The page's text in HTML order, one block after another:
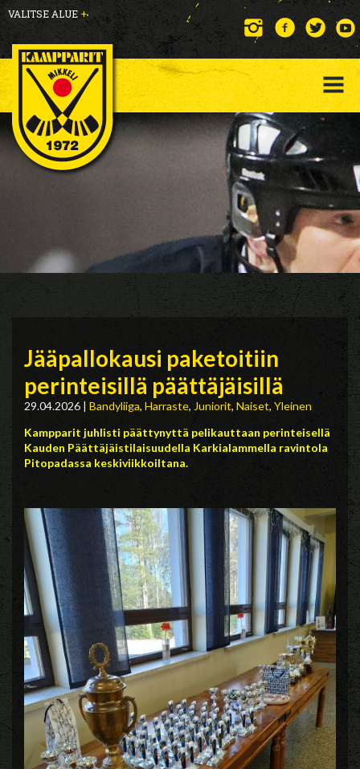
VALITSE ALUE +
Jääpallokausi paketoitiin
perinteisillä päättäjäisillä
29.04.2026 | Bandyliiga, Harraste, Juniorit, Naiset, Yleinen
Kampparit juhlisti päättynyttä pelikauttaan perinteisellä
Kauden Päättäjäistilaisuudella Karkialammella ravintola
Pitopadassa keskiviikkoiltana.